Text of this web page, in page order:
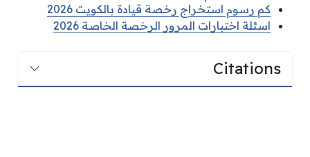
كم رسوم استخراج رخصة قيادة بالكويت 2026
اسئلة اختبارات المرور الرخصة الخاصة 2026
Citations